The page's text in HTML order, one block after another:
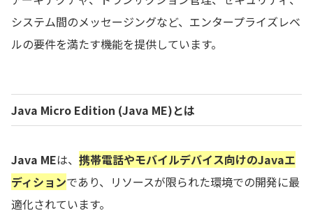
システム間のメッセージングなど、エンタープライズレベ
ルの要件を満たす機能を提供しています。
Java Micro Edition (Java ME)とは
Java MEは、 携帯電話やモバイルデバイス向けのJavaエ
ディションであり、リソースが限られた環境での開発に最
適化されています。